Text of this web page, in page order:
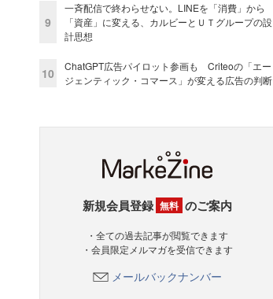
9
一斉配信で終わらせない。LINEを「消費」から
「資産」に変える、カルビーとＵＴグループの設
計思想
10
ChatGPT広告パイロット参画も Criteoの「エー
ジェンティック・コマース」が変える広告の判断
新規会員登録 無料 のご案内
・全ての過去記事が閲覧できます
・会員限定メルマガを受信できます
メールバックナンバー